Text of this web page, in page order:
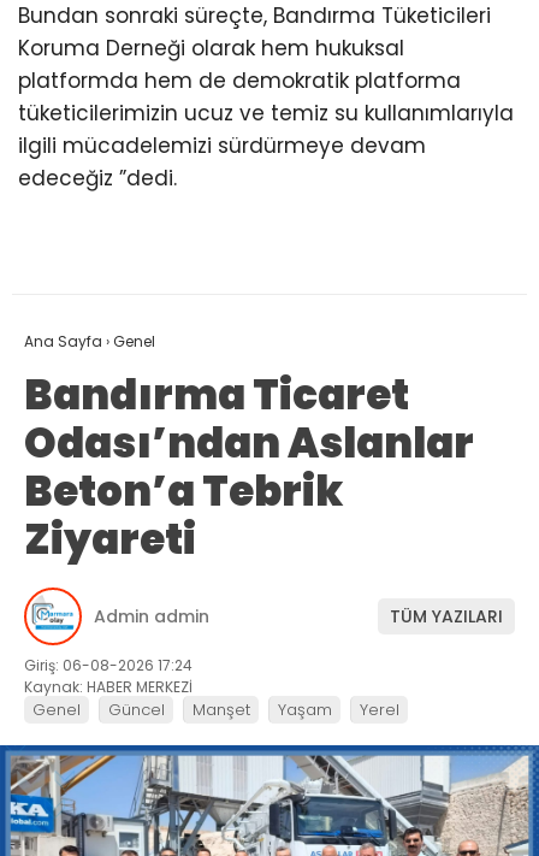
Bundan sonraki süreçte, Bandırma Tüketicileri
Koruma Derneği olarak hem hukuksal
platformda hem de demokratik platforma
tüketicilerimizin ucuz ve temiz su kullanımlarıyla
ilgili mücadelemizi sürdürmeye devam
edeceğiz ”dedi.
Ana Sayfa ›Genel
Bandırma Ticaret
Odası’ndan Aslanlar
Beton’a Tebrik
Ziyareti
Admin admin TÜM YAZILARI
Giriş: 06-08-2026 17:24
Kaynak: HABER MERKEZİ
Genel Güncel Manşet Yaşam Yerel